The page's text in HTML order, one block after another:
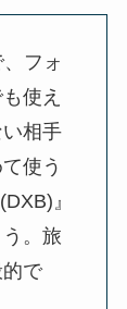
フォ
使え
相手
使う
』
。旅
で